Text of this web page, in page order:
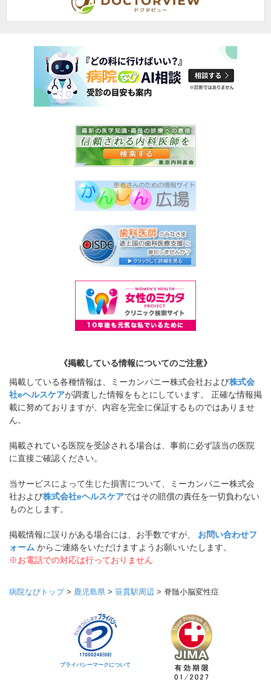
《掲載している情報についてのご注意》
掲載している各種情報は、ミーカンパニー株式会社および株式会
社eヘルスケアが調査した情報をもとにしています。 正確な情報掲
載に努めておりますが、内容を完全に保証するものではありませ
ん。
掲載されている医院を受診される場合は、事前に必ず該当の医院
に直接ご確認ください。
当サービスによって生じた損害について、ミーカンパニー株式会
社および株式会社eヘルスケアではその賠償の責任を一切負わない
ものとします。
掲載情報に誤りがある場合には、お手数ですが、 お問い合わせフ
ォーム からご連絡をいただけますようお願いいたします。
※お電話での対応は行っておりません
病院なびトップ> 鹿児島県 > 笹貫駅周辺 > 脊髄小脳変性症
プライバシーマークについて